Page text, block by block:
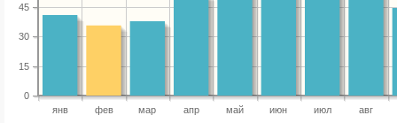
янв фев мар апр май июн июл авг
0
15
30
45